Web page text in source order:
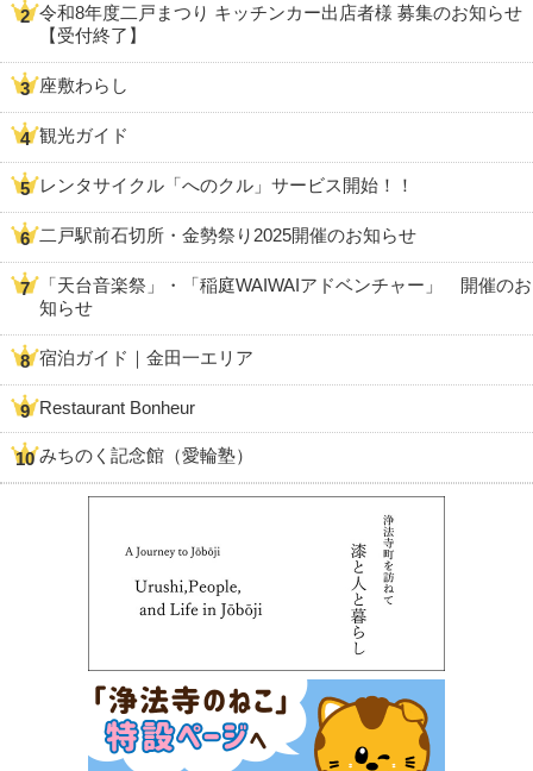
令和8年度二戸まつり キッチンカー出店者様 募集のお知らせ
【受付終了】
座敷わらし
観光ガイド
レンタサイクル「へのクル」サービス開始！！
二戸駅前石切所・金勢祭り2025開催のお知らせ
「天台音楽祭」・「稲庭WAIWAIアドベンチャー」 開催のお
知らせ
宿泊ガイド｜金田一エリア
Restaurant Bonheur
みちのく記念館（愛輪塾）